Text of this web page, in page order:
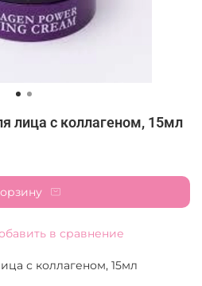
лица с коллагеном, 15мл
в сравнение
с коллагеном, 15мл